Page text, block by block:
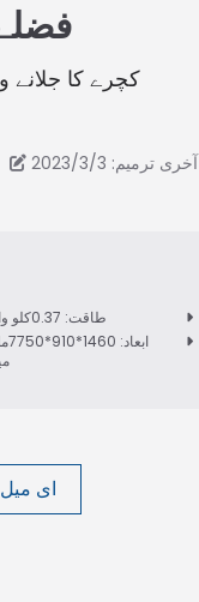
کچرے کا جلانے
آخری ترمیم: 2023/3/3
طاقت: 0.37کلو واٹ
ای